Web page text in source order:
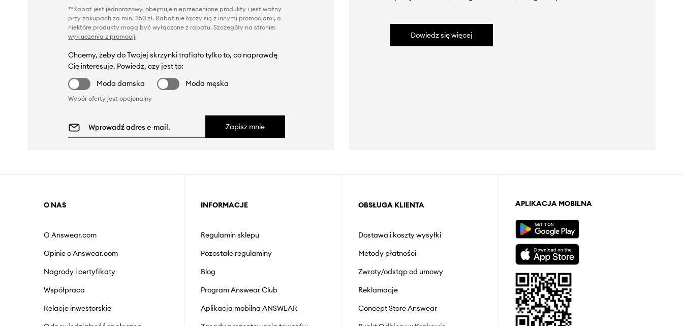
**Rabat jest jednorazowy, obejmuje nieprzecenione produkty i jest ważny
przy zakupach za min. 350 zł. Rabat nie łączy się z innymi promocjami, a
niektóre produkty mogą być wyłączone z rabatu. Szczegóły na stronie:
wykluczenia z promocji.
Chcemy, żeby do Twojej skrzynki trafiało tylko to, co naprawdę
Cię interesuje. Powiedz, czy jest to:
Moda damska
Moda męska
Wybór oferty jest opcjonalny
Zapisz mnie
Dowiedz się więcej
O NAS
O Answear.com
Opinie o Answear.com
Nagrody i certyfikaty
Współpraca
Relacje inwestorskie
INFORMACJE
Regulamin sklepu
Pozostałe regulaminy
Blog
Program Answear Club
Aplikacja mobilna ANSWEAR
OBSŁUGA KLIENTA
Dostawa i koszty wysyłki
Metody płatności
Zwroty/odstąp od umowy
Reklamacje
Concept Store Answear
APLIKACJA MOBILNA